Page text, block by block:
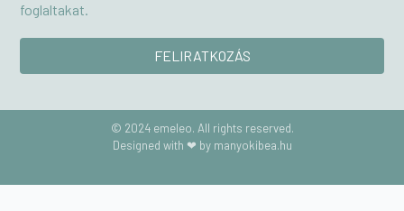
foglaltakat.
© 2024 emeleo. All rights reserved.
Designed with ❤ by manyokibea.hu